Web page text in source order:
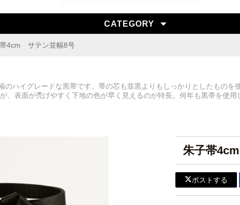
CATEGORY
4cm サテン並幅8号
のハイグレードな黒帯です。帯の芯も並黒よりもしっかりとしたものを
、表面が禿げやすく下地の色が早く見えるのが特長。何年も黒帯を使用
朱子帯
ポストする